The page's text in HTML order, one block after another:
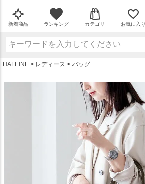
新着商品 ランキング カテゴリ お気に入り
HALEINE レディース バッグ